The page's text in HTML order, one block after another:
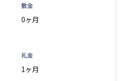
敷金
0ヶ月
礼金
1ヶ月